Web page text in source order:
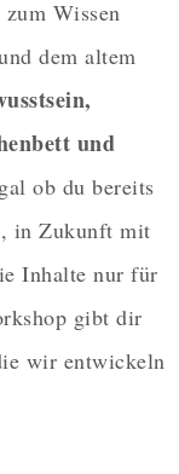
Wissen
dem altem
und
ob du bereits
in Zukunft mit
Inhalte nur für
gibt dir
wir entwickeln